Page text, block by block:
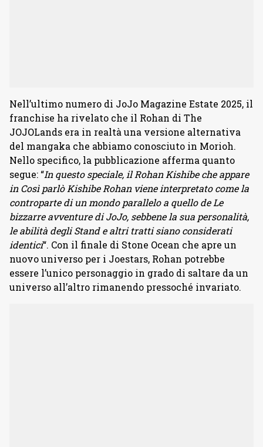
Nell’ultimo numero di JoJo Magazine Estate 2025, il
franchise ha rivelato che il Rohan di The
JOJOLands era in realtà una versione alternativa
del mangaka che abbiamo conosciuto in Morioh.
Nello specifico, la pubblicazione afferma quanto
segue: “In questo speciale, il Rohan Kishibe che appare
in Così parlò Kishibe Rohan viene interpretato come la
controparte di un mondo parallelo a quello de Le
bizzarre avventure di JoJo, sebbene la sua personalità,
le abilità degli Stand e altri tratti siano considerati
identici“. Con il finale di Stone Ocean che apre un
nuovo universo per i Joestars, Rohan potrebbe
essere l’unico personaggio in grado di saltare da un
universo all’altro rimanendo pressoché invariato.